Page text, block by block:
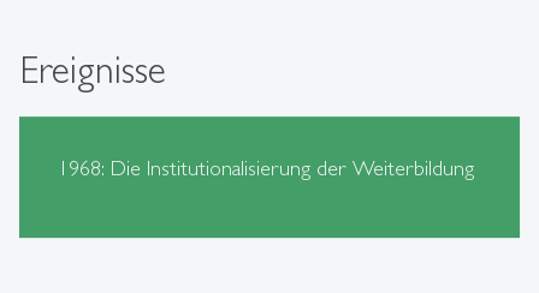
Ereignisse
1968: Die Institutionalisierung der Weiterbildung